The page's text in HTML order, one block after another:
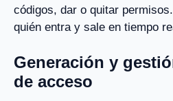
códigos, dar o quitar
quién entra y sale en tiempo
Generación y
de acceso